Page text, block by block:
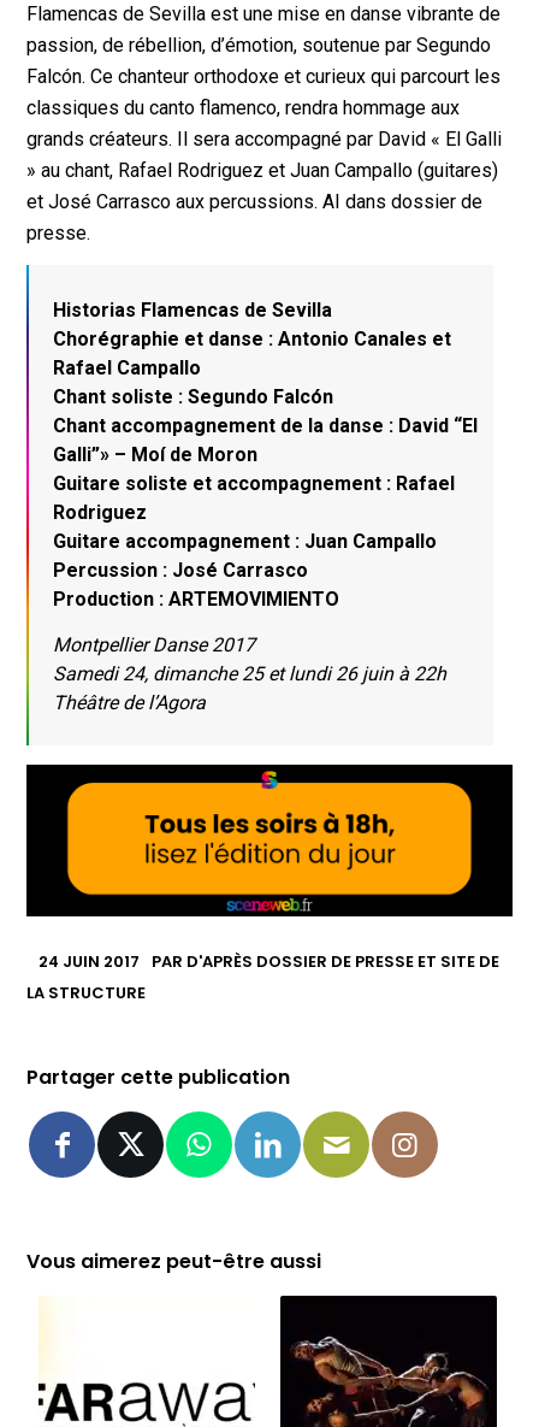
Flamencas de Sevilla est une mise en danse vibrante de
passion, de rébellion, d’émotion, soutenue par Segundo
Falcón. Ce chanteur orthodoxe et curieux qui parcourt les
classiques du canto flamenco, rendra hommage aux
grands créateurs. Il sera accompagné par David « El Galli
» au chant, Rafael Rodriguez et Juan Campallo (guitares)
et José Carrasco aux percussions. AI dans dossier de
presse.
Historias Flamencas de Sevilla
Chorégraphie et danse : Antonio Canales et
Rafael Campallo
Chant soliste : Segundo Falcón
Chant accompagnement de la danse : David “El
Galli”» – Moí de Moron
Guitare soliste et accompagnement : Rafael
Rodriguez
Guitare accompagnement : Juan Campallo
Percussion : José Carrasco
Production : ARTEMOVIMIENTO
Montpellier Danse 2017
Samedi 24, dimanche 25 et lundi 26 juin à 22h
Théâtre de l’Agora
24 JUIN 2017 PAR D'APRÈS DOSSIER DE PRESSE ET SITE DE
LA STRUCTURE
Partager cette publication
Vous aimerez peut-être aussi